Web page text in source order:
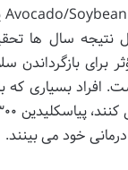
نتیجه سال ها
برای
افراد بسیاری که
خود می بینند.